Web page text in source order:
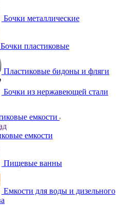
Бочки металлические
Бочки пластиковые
Пластиковые бидоны и фляги
Бочки из нержавеющей стали
емкости
емкости
Пищевые ванны
Емкости для воды и дизельного